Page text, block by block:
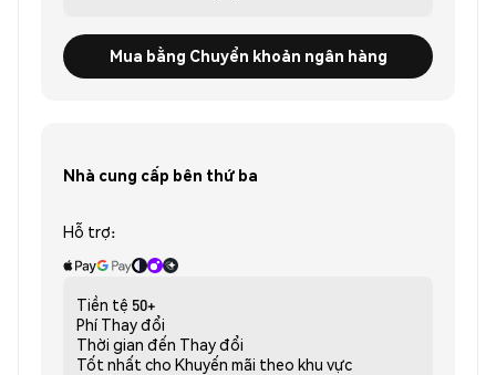
Mua bằng Chuyển khoản ngân hàng
Nhà cung cấp bên thứ ba
Hỗ trợ:
Tiền tệ 50+
Phí Thay đổi
Thời gian đến Thay đổi
Tốt nhất cho Khuyến mãi theo khu vực